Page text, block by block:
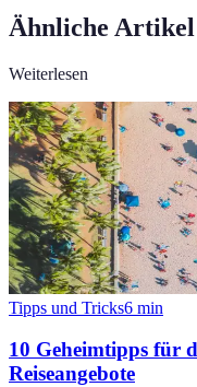
Ähnliche Artikel
Weiterlesen
Tipps und Tricks6 min
10 Geheimtipps für
Reiseangebote